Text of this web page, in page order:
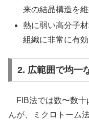
来の結晶構造を
熱に弱い高分子
組織に非常に有効
2. 広範囲で均一
FIB法では数〜数十
んが、ミクロトーム